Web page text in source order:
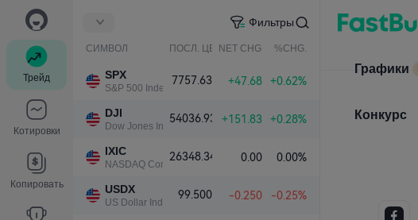
Трейд
Котировки
Копировать
Фильтры
СИМВОЛ ПОСЛ. ЦЕНАNET CHG. %CHG.
SPX
S&P 500 Index
7757.63 +47.68 +0.62%
DJI
Dow Jones Industrial Average
54036.93 +151.83 +0.28%
IXIC
NASDAQ Composite Index
26348.34 0.00 0.00%
USDX
US Dollar Index
99.500 -0.250 -0.25%
Поиск
Графики
Конкурс